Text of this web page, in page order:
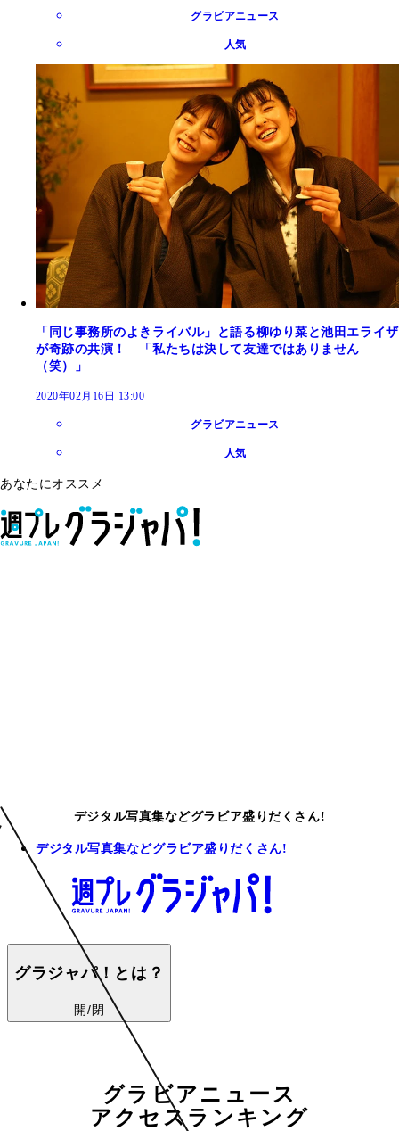
グラビアニュース
人気
「同じ事務所のよきライバル」と語る柳ゆり菜と池田エライザ
が奇跡の共演！ 「私たちは決して友達ではありません
（笑）」
2020年02月16日 13:00
グラビアニュース
人気
あなたにオススメ
デジタル写真集などグラビア盛りだくさん!
デジタル写真集などグラビア盛りだくさん!
グラジャパ！とは？
開/閉
グラビアニュース
アクセスランキング